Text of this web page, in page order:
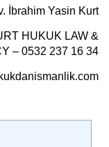
Yasin Kurt
LAW &
– 0532 237 16 34